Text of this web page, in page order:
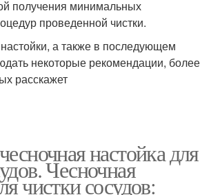
получения минимальных
проведенной чистки.
а также в последующем
некоторые рекомендации, более
расскажет
настойка для
Чесночная
чистки сосудов: